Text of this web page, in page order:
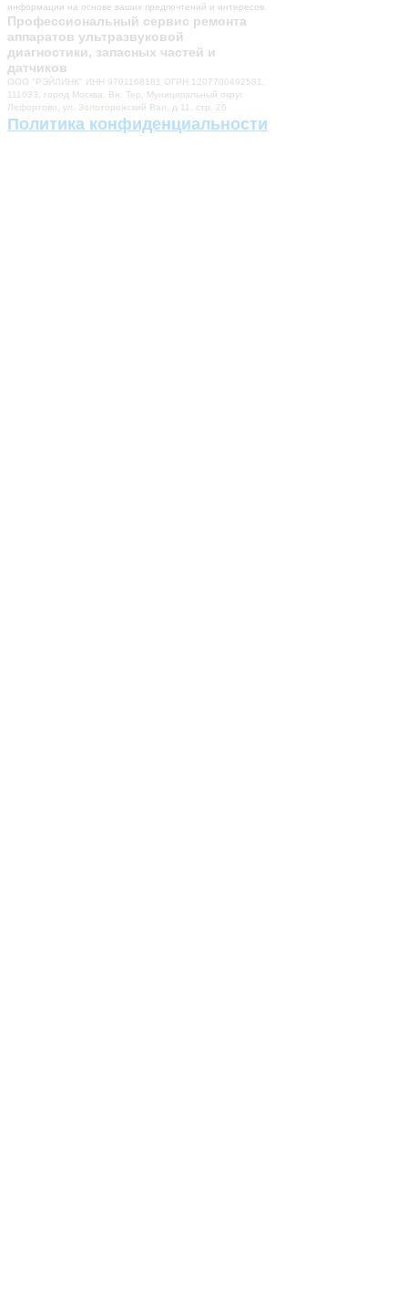
информации на основе ваших предпочтений и интересов.
Профессиональный сервис ремонта
аппаратов ультразвуковой
диагностики, запасных частей и
датчиков
ООО "РЭЙЛИНК" ИНН 9701168181 ОГРН 1207700492581,
111033, город Москва, Вн. Тер. Муниципальный округ
Лефортово, ул. Золоторожский Вал, д 11, стр. 26
Политика конфиденциальности